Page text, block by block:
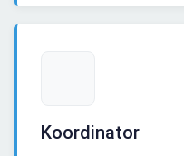
Koordinator